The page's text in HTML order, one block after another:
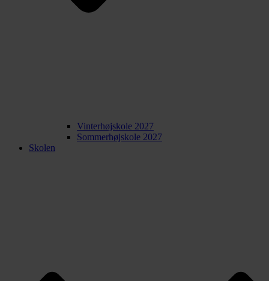
Vinterhøjskole 2027
Sommerhøjskole 2027
Skolen